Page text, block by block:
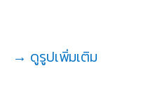
→ ดูรูปเพิ่มเติม